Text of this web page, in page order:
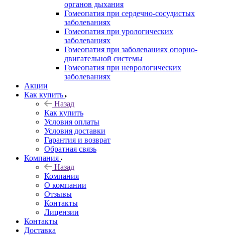
органов дыхания
Гомеопатия при сердечно-сосудистых
заболеваниях
Гомеопатия при урологических
заболеваниях
Гомеопатия при заболеваниях опорно-
двигательной системы
Гомеопатия при неврологических
заболеваниях
Акции
Как купить
Назад
Как купить
Условия оплаты
Условия доставки
Гарантия и возврат
Обратная связь
Компания
Назад
Компания
О компании
Отзывы
Контакты
Лицензии
Контакты
Доставка